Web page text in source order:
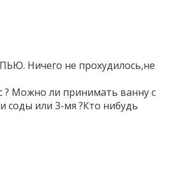
Ничего не прохудилось,не
? Можно ли принимать ванну с
соды или 3-мя ?Кто нибудь